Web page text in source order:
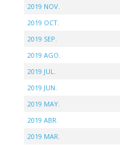
2019 NOV.
2019 OCT.
2019 SEP.
2019 AGO.
2019 JUL.
2019 JUN.
2019 MAY.
2019 ABR.
2019 MAR.